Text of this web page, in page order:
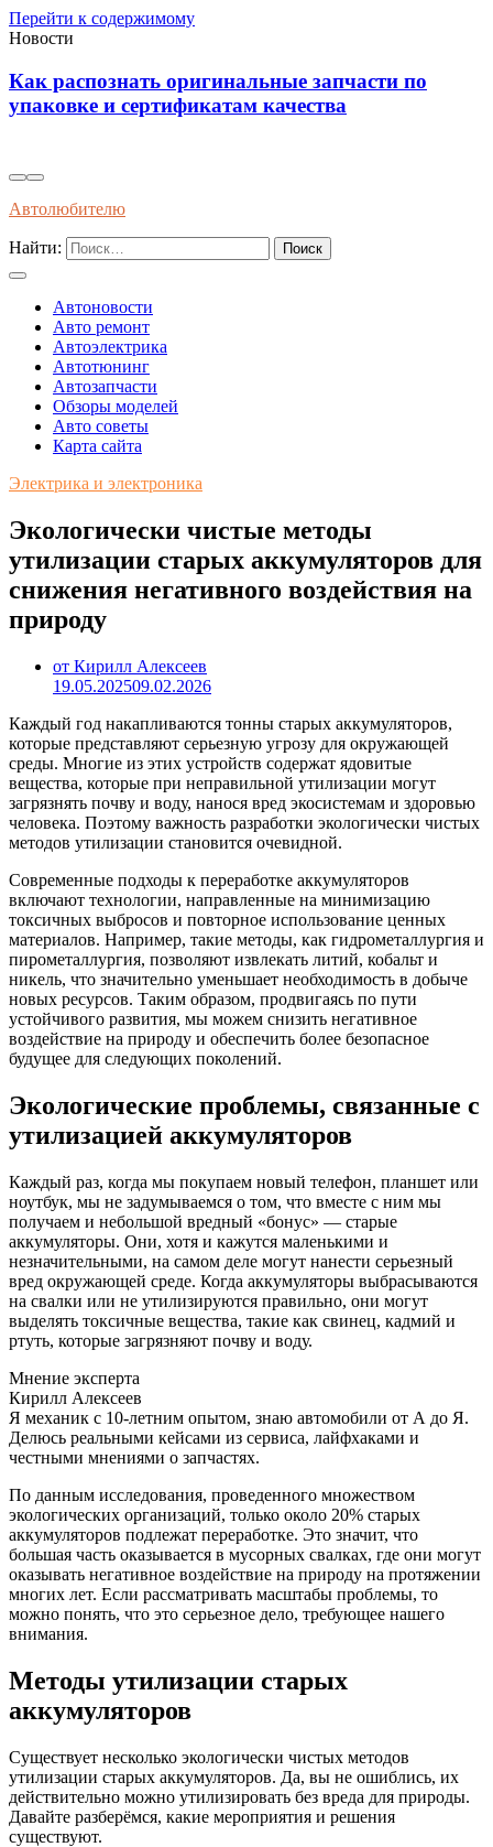
Перейти к содержимому
Новости
оригинальные запчасти по
качества
Автолюбителю
Найти:
Автоновости
Авто ремонт
Автоэлектрика
Автотюнинг
Автозапчасти
Обзоры моделей
Авто советы
Карта сайта
Электрика и электроника
Экологически чистые методы
утилизации старых аккумуляторов для
снижения негативного воздействия на
природу
от Кирилл Алексеев
19.05.202509.02.2026
Каждый год накапливаются тонны старых аккумуляторов,
которые представляют серьезную угрозу для окружающей
среды. Многие из этих устройств содержат ядовитые
вещества, которые при неправильной утилизации могут
загрязнять почву и воду, нанося вред экосистемам и здоровью
человека. Поэтому важность разработки экологически чистых
методов утилизации становится очевидной.
Современные подходы к переработке аккумуляторов
включают технологии, направленные на минимизацию
токсичных выбросов и повторное использование ценных
материалов. Например, такие методы, как гидрометаллургия и
пирометаллургия, позволяют извлекать литий, кобальт и
никель, что значительно уменьшает необходимость в добыче
новых ресурсов. Таким образом, продвигаясь по пути
устойчивого развития, мы можем снизить негативное
воздействие на природу и обеспечить более безопасное
будущее для следующих поколений.
Экологические проблемы, связанные с
утилизацией аккумуляторов
Каждый раз, когда мы покупаем новый телефон, планшет или
ноутбук, мы не задумываемся о том, что вместе с ним мы
получаем и небольшой вредный «бонус» — старые
аккумуляторы. Они, хотя и кажутся маленькими и
незначительными, на самом деле могут нанести серьезный
вред окружающей среде. Когда аккумуляторы выбрасываются
на свалки или не утилизируются правильно, они могут
выделять токсичные вещества, такие как свинец, кадмий и
ртуть, которые загрязняют почву и воду.
Мнение эксперта
Кирилл Алексеев
Я механик с 10-летним опытом, знаю автомобили от А до Я.
Делюсь реальными кейсами из сервиса, лайфхаками и
честными мнениями о запчастях.
По данным исследования, проведенного множеством
экологических организаций, только около 20% старых
аккумуляторов подлежат переработке. Это значит, что
большая часть оказывается в мусорных свалках, где они могут
оказывать негативное воздействие на природу на протяжении
многих лет. Если рассматривать масштабы проблемы, то
можно понять, что это серьезное дело, требующее нашего
внимания.
Методы утилизации старых
аккумуляторов
Существует несколько экологически чистых методов
утилизации старых аккумуляторов. Да, вы не ошиблись, их
действительно можно утилизировать без вреда для природы.
Давайте разберёмся, какие мероприятия и решения
существуют.